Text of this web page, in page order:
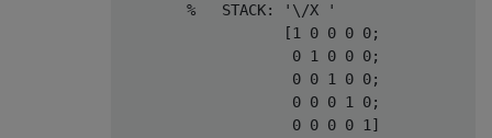
        %   STACK: '\/X '
                   [1 0 0 0 0;
                    0 1 0 0 0;
                    0 0 1 0 0;
                    0 0 0 1 0;
                    0 0 0 0 1]